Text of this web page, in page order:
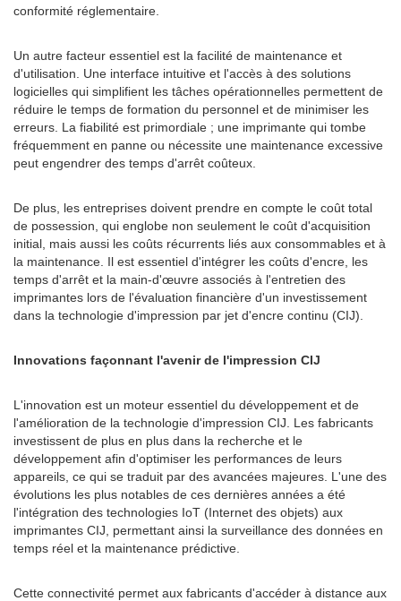
conformité réglementaire.
Un autre facteur essentiel est la facilité de maintenance et
d'utilisation. Une interface intuitive et l'accès à des solutions
logicielles qui simplifient les tâches opérationnelles permettent de
réduire le temps de formation du personnel et de minimiser les
erreurs. La fiabilité est primordiale ; une imprimante qui tombe
fréquemment en panne ou nécessite une maintenance excessive
peut engendrer des temps d'arrêt coûteux.
De plus, les entreprises doivent prendre en compte le coût total
de possession, qui englobe non seulement le coût d'acquisition
initial, mais aussi les coûts récurrents liés aux consommables et à
la maintenance. Il est essentiel d'intégrer les coûts d'encre, les
temps d'arrêt et la main-d'œuvre associés à l'entretien des
imprimantes lors de l'évaluation financière d'un investissement
dans la technologie d'impression par jet d'encre continu (CIJ).
Innovations façonnant l'avenir de l'impression CIJ
L'innovation est un moteur essentiel du développement et de
l'amélioration de la technologie d'impression CIJ. Les fabricants
investissent de plus en plus dans la recherche et le
développement afin d'optimiser les performances de leurs
appareils, ce qui se traduit par des avancées majeures. L'une des
évolutions les plus notables de ces dernières années a été
l'intégration des technologies IoT (Internet des objets) aux
imprimantes CIJ, permettant ainsi la surveillance des données en
temps réel et la maintenance prédictive.
Cette connectivité permet aux fabricants d'accéder à distance aux